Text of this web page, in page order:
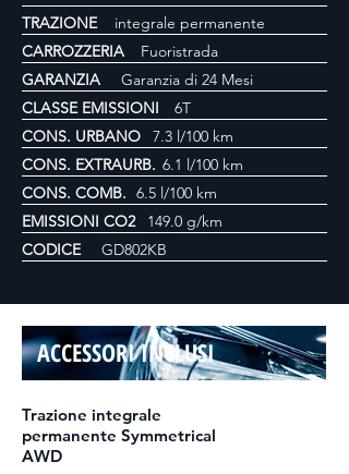
TRAZIONE
integrale permanente
CARROZZERIA
Fuoristrada
GARANZIA
Garanzia di 24 Mesi
CLASSE EMISSIONI
6T
CONS. URBANO
7.3 l/100 km
CONS. EXTRAURB. 6.1 l/100 km
CONS. COMB. 6.5 l/100 km
EMISSIONI CO2
149.0 g/km
CODICE
GD802KB
ACCESSORI INCLUSI
Trazione integrale
permanente Symmetrical
AWD